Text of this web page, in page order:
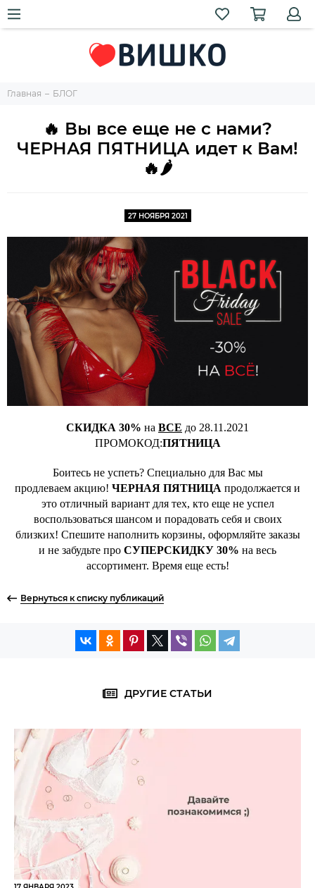
Главная БЛОГ
🔥 Вы все еще не с нами?
ЧЕРНАЯ ПЯТНИЦА идет к Вам!
🔥🌶️
27 НОЯБРЯ 2021
СКИДКА 30% на ВСЕ до 28.11.2021
ПРОМОКОД:ПЯТНИЦА
Боитесь не успеть? Специально для Вас мы
продлеваем акцию! ЧЕРНАЯ ПЯТНИЦА продолжается и
это отличный вариант для тех, кто еще не успел
воспользоваться шансом и порадовать себя и своих
близких! Спешите наполнить корзины, оформляйте заказы
и не забудьте про СУПЕРСКИДКУ 30% на весь
ассортимент. Время еще есть!
Вернуться к списку публикаций
ДРУГИЕ СТАТЬИ